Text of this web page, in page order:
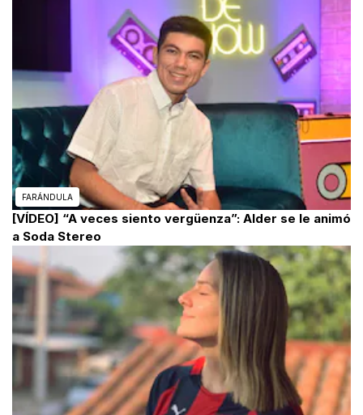
FARÁNDULA
[VÍDEO] “A veces siento vergüenza”: Alder se le animó
a Soda Stereo